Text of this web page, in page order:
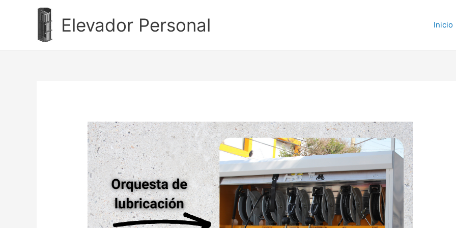
Elevador Personal Inicio